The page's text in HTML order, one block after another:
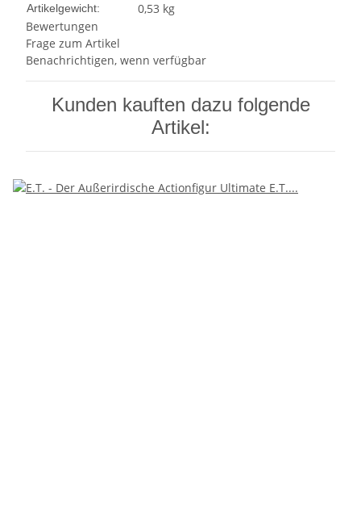
Artikelgewicht: 0,53 kg
Bewertungen
Frage zum Artikel
Benachrichtigen, wenn verfügbar
Kunden kauften dazu folgende
Artikel: